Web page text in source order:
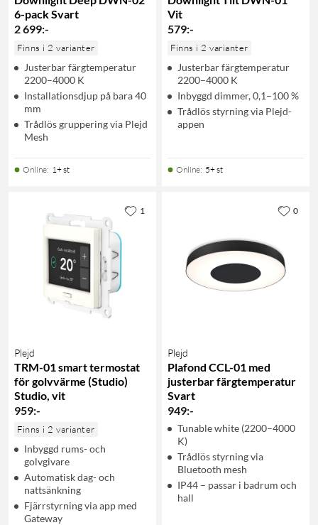
6-pack Svart
2 699:-
Finns i 2 varianter
Justerbar färgtemperatur
2200–4000 K
Installationsdjup på bara 40
mm
Trådlös gruppering via Plejd
Mesh
Online: 1+ st
Vit
579:-
Finns i 2 varianter
Justerbar färgtemperatur
2200–4000 K
Inbyggd dimmer, 0,1–100 %
Trådlös styrning via Plejd-
appen
Online: 5+ st
Plejd
TRM-01 smart termostat
för golvvärme (Studio)
Studio, vit
959:-
Finns i 2 varianter
Inbyggd rums- och
golvgivare
Automatisk dag- och
nattsänkning
Fjärrstyrning via app med
Gateway
1
Plejd
Plafond CCL-01 med
justerbar färgtemperatur
Svart
949:-
Tunable white (2200–4000
K)
Trådlös styrning via
Bluetooth mesh
IP44 – passar i badrum och
hall
0